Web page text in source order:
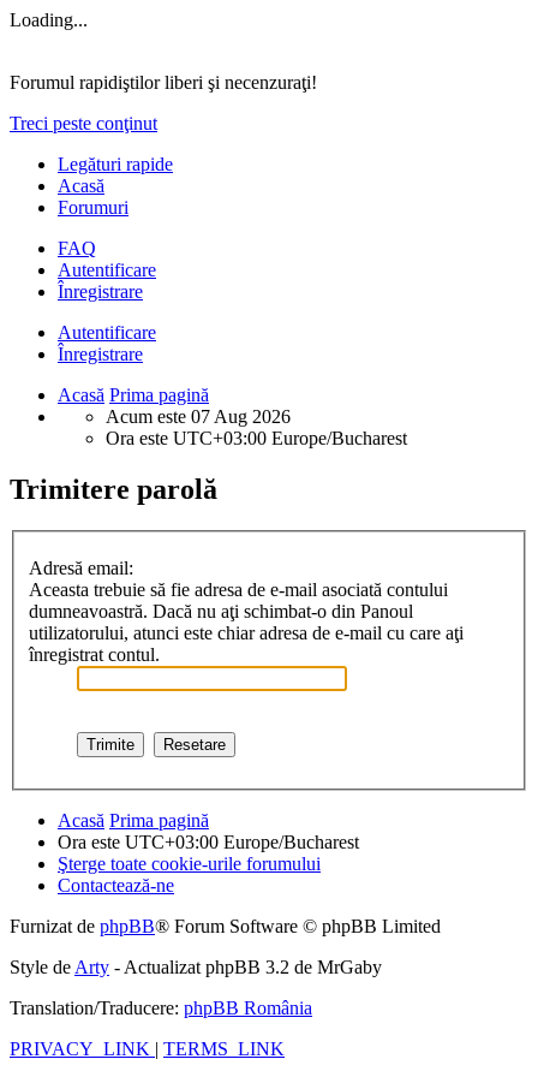
Loading...
Forumul rapidiştilor liberi şi necenzuraţi!
Treci peste conţinut
Legături rapide
Acasă
Forumuri
FAQ
Autentificare
Înregistrare
Autentificare
Înregistrare
Acasă Prima pagină
Acum este 07 Aug 2026
Ora este UTC+03:00 Europe/Bucharest
Trimitere parolă
Adresă email:
Aceasta trebuie să fie adresa de e-mail asociată contului
dumneavoastră. Dacă nu aţi schimbat-o din Panoul
utilizatorului, atunci este chiar adresa de e-mail cu care aţi
înregistrat contul.
Acasă Prima pagină
Ora este UTC+03:00 Europe/Bucharest
Şterge toate cookie-urile forumului
Contactează-ne
Furnizat de phpBB® Forum Software © phpBB Limited
Style deArty - Actualizat phpBB 3.2 de MrGaby
Translation/Traducere: phpBB România
PRIVACY_LINK | TERMS_LINK